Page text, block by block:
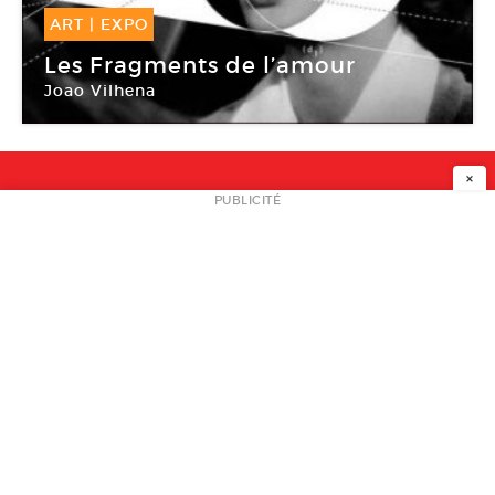
ART | EXPO
08 Déc -12 Mar 2016
Les Fragments de l’amour
Joao Vilhena
La Traverse
NEWSLETTER
×
PUBLICITÉ